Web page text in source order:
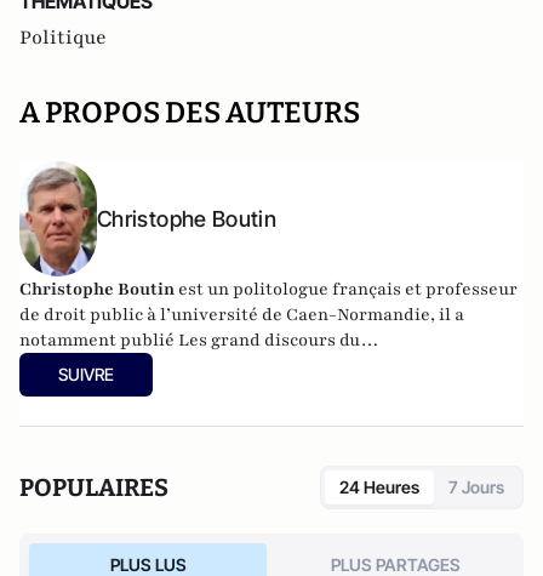
Politique
A PROPOS DES AUTEURS
Christophe Boutin
Christophe Boutin est un politologue français et professeur
de droit public à l’université de Caen-Normandie, il a
notamment publié Les grand discours du
XXe siècle(Flammarion 2009) et co-dirigé
du conservatisme
SUIVRE
POPULAIRES 24 Heures 7 Jours
PLUS LUS PLUS PARTAGES